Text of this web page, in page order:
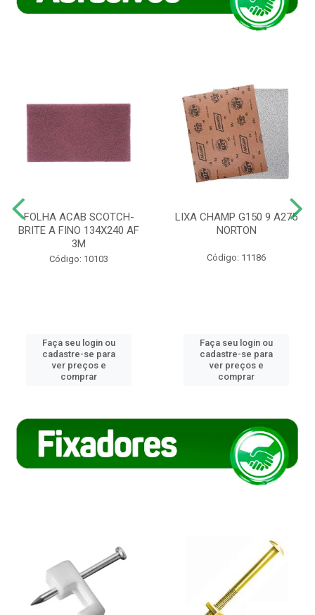
FOLHA ACAB SCOTCH-
BRITE A FINO 134X240 AF
3M
Código: 10103
Faça seu login ou
cadastre-se para
ver preços e
comprar
LIXA CHAMP G150 9 A275
NORTON
Código: 11186
Faça seu login ou
cadastre-se para
ver preços e
comprar